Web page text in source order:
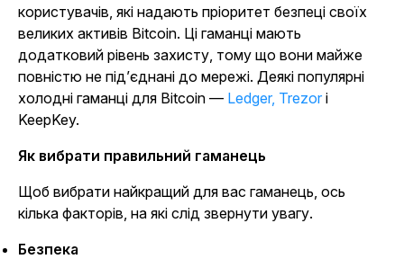
користувачів, які надають пріоритет безпеці своїх
великих активів Bitcoin. Ці гаманці мають
додатковий рівень захисту, тому що вони майже
повністю не під’єднані до мережі. Деякі популярні
холодні гаманці для Bitcoin — Ledger, Trezor і
KeepKey.
Як вибрати правильний гаманець
Щоб вибрати найкращий для вас гаманець, ось
кілька факторів, на які слід звернути увагу.
Безпека